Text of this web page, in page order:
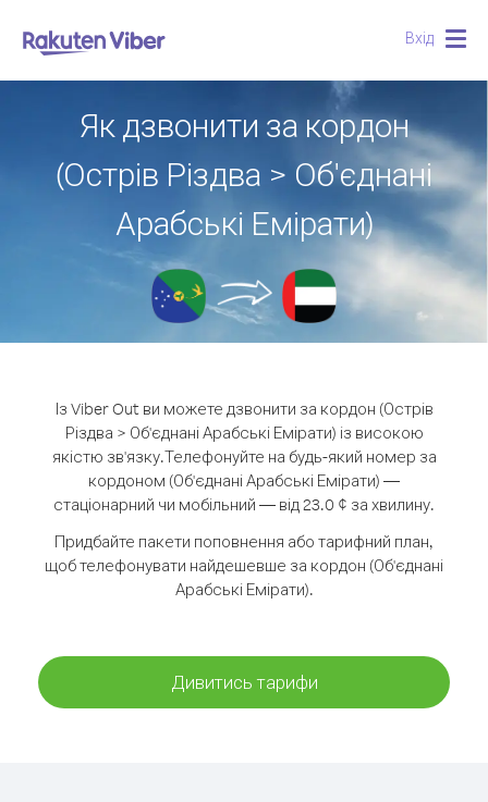
Вхід
Як дзвонити за кордон
(Острів Різдва > Об'єднані
Арабські Емірати)
Із Viber Out ви можете дзвонити за кордон (Острів
Різдва > Об'єднані Арабські Емірати) із високою
якістю зв'язку.Телефонуйте на будь-який номер за
кордоном (Об'єднані Арабські Емірати) —
стаціонарний чи мобільний — від 23.0 ¢ за хвилину.
Придбайте пакети поповнення або тарифний план,
щоб телефонувати найдешевше за кордон (Об'єднані
Арабські Емірати).
Дивитись тарифи